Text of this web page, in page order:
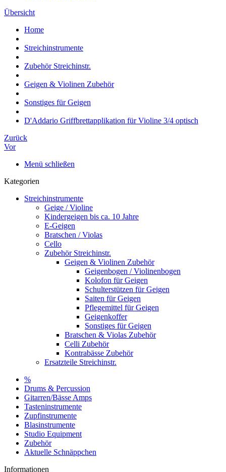
Übersicht
Home
Streichinstrumente
Zubehör Streichinstr.
Geigen & Violinen Zubehör
Sonstiges für Geigen
D'Addario Griffbrettapplikation für Violine 3/4 optisch
Zurück
Vor
Menü schließen
Kategorien
Streichinstrumente
Geige / Violine
Kindergeigen bis ca. 10 Jahre
E-Geigen
Bratschen / Violas
Cello
Zubehör Streichinstr.
Geigen & Violinen Zubehör
Geigenbogen / Violinenbogen
Kolofon für Geigen
Schulterstützen für Geigen
Saiten für Geigen
Pflegemittel für Geigen
Geigenkoffer
Sonstiges für Geigen
Bratschen & Violas Zubehör
Celli Zubehör
Kontrabässe Zubehör
Ersatzteile Streichinstr.
%
Drums & Percussion
Gitarren/Bässe Amps
Tasteninstrumente
Zupfinstrumente
Blasinstrumente
Studio Equipment
Zubehör
Aktuelle Schnäppchen
Informationen